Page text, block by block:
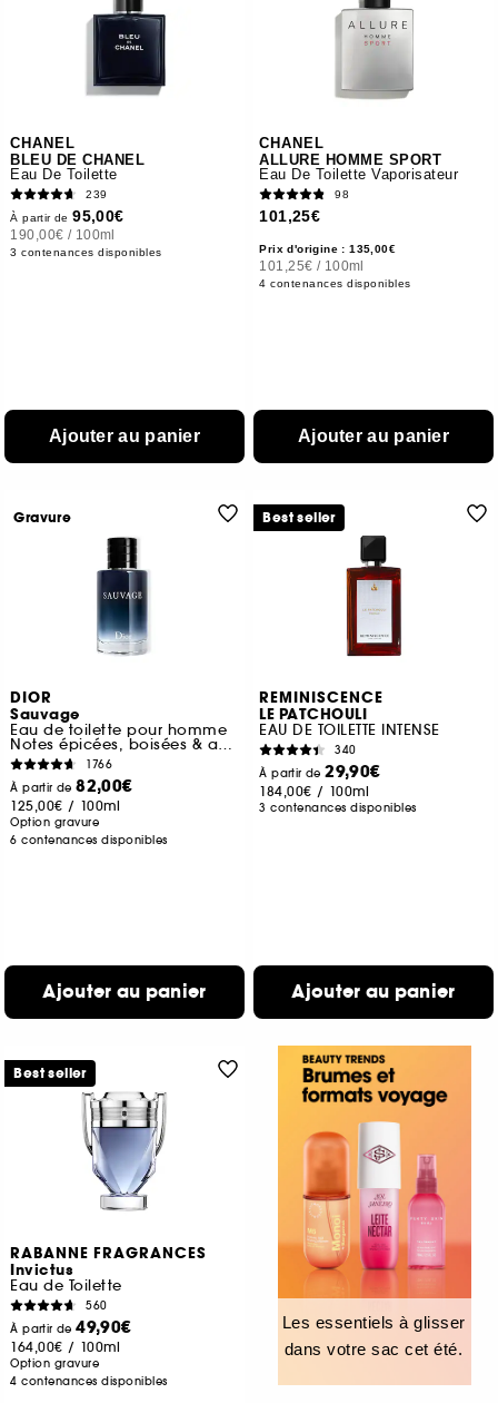
CHANEL
BLEU DE CHANEL
Eau De Toilette
239
À partir de95,00€
190,00€ / 100ml
3 contenances disponibles
Ajouter au panier
CHANEL
ALLURE HOMME SPORT
Eau De Toilette Vaporisateur
98
101,25€
Prix d'origine : 135,00€
101,25€ / 100ml
4 contenances disponibles
Ajouter au panier
DIOR
Sauvage
Eau de toilette pour homme
Notes épicées, boisées & ambrées
1766
À partir de82,00€
125,00€ / 100ml
Option gravure
6 contenances disponibles
Ajouter au panier
Gravure
REMINISCENCE
LE PATCHOULI
EAU DE TOILETTE INTENSE
340
À partir de29,90€
184,00€ / 100ml
3 contenances disponibles
Ajouter au panier
Best seller
RABANNE FRAGRANCES
Invictus
Eau de Toilette
560
À partir de49,90€
164,00€ / 100ml
Option gravure
4 contenances disponibles
Best seller
Les essentiels à glisser
dans votre sac cet été.